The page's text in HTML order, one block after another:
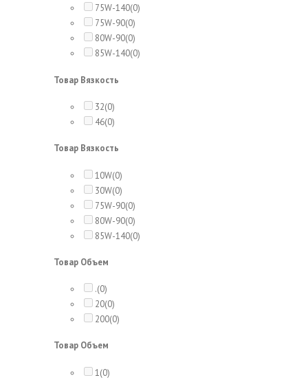
75W-140(0)
75W-90(0)
80W-90(0)
85W-140(0)
Товар Вязкость
32(0)
46(0)
Товар Вязкость
10W(0)
30W(0)
75W-90(0)
80W-90(0)
85W-140(0)
Товар Объем
.(0)
20(0)
200(0)
Товар Объем
1(0)